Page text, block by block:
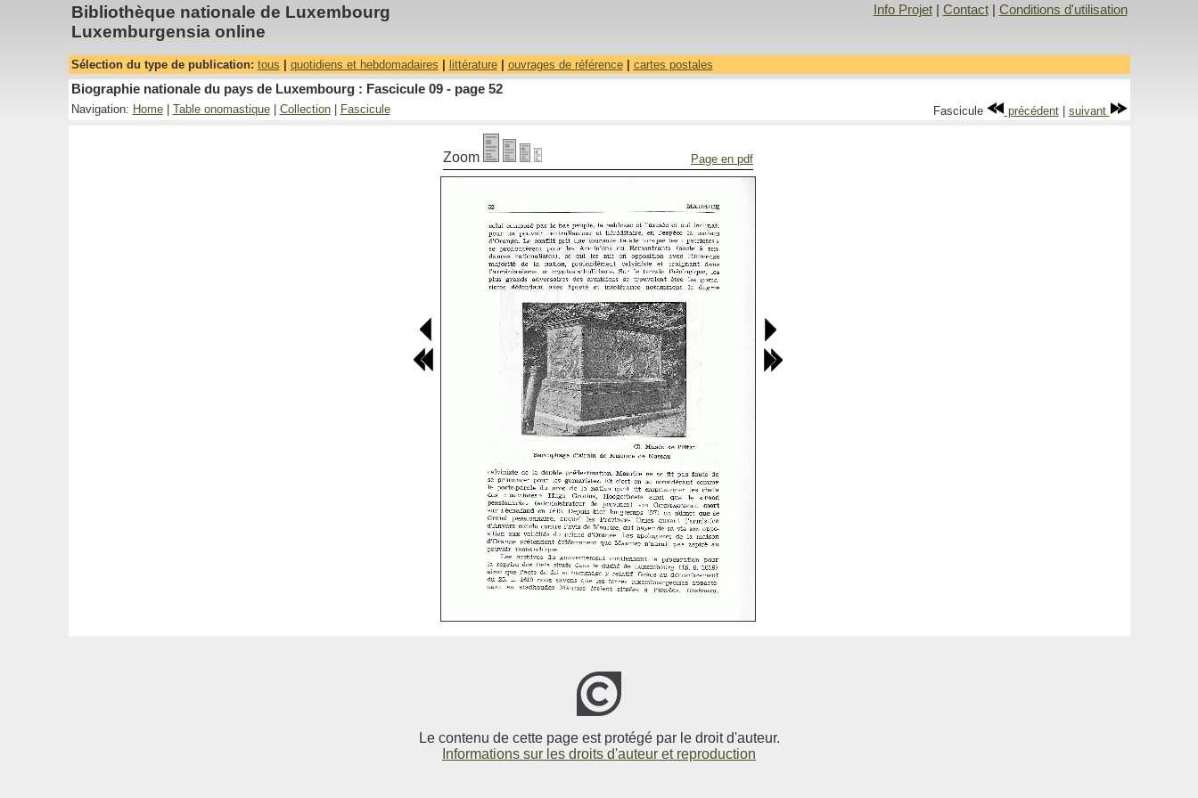
Bibliothèque nationale de Luxembourg
Luxemburgensia online
Info Projet| Contact| Conditions d'utilisation
Sélection du type de publication: tous quotidiens et hebdomadaires littérature| ouvrages de référence| cartes postales
Biographie nationale du pays de Luxembourg : Fascicule 09 - page 52
Navigation: Home| Table onomastique| Collection| Fascicule Fascicule précédent| suivant
Zoom Page en pdf
Le contenu de cette page est protégé par le droit d'auteur.
Informations sur les droits d'auteur et reproduction